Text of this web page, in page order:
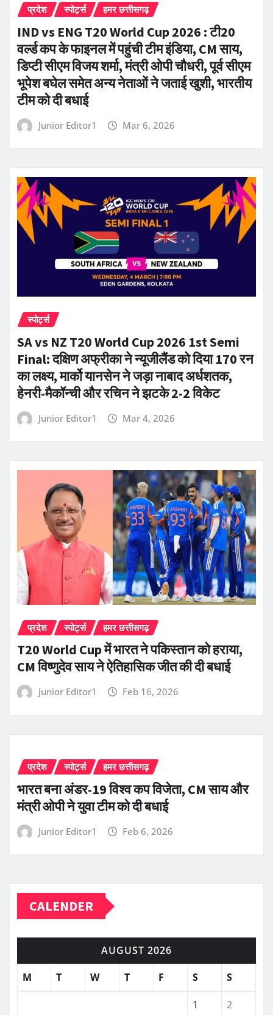
प्रदेश स्पोर्ट्स हमर छत्तीसगढ़
IND vs ENG T20 World Cup 2026 : टी20
वर्ल्ड कप के फाइनल में पहुंची टीम इंडिया, CM साय,
डिप्टी सीएम विजय शर्मा, मंत्री ओपी चौधरी, पूर्व सीएम
भूपेश बघेल समेत अन्य नेताओं ने जताई खुशी, भारतीय
टीम को दी बधाई
Junior Editor1 Mar 6, 2026
स्पोर्ट्स
SA vs NZ T20 World Cup 2026 1st Semi
Final: दक्षिण अफ्रीका ने न्यूजीलैंड को दिया 170 रन
का लक्ष्य, मार्को यानसेन ने जड़ा नाबाद अर्धशतक,
हेनरी-मैकॉन्ची और रचिन ने झटके 2-2 विकेट
Junior Editor1 Mar 4, 2026
प्रदेश स्पोर्ट्स हमर छत्तीसगढ़
T20 World Cup में भारत ने पकिस्तान को हराया,
CM विष्णुदेव साय ने ऐतिहासिक जीत की दी बधाई
Junior Editor1 Feb 16, 2026
प्रदेश स्पोर्ट्स हमर छत्तीसगढ़
भारत बना अंडर-19 विश्व कप विजेता, CM साय और
मंत्री ओपी ने युवा टीम को दी बधाई
Junior Editor1 Feb 6, 2026
CALENDER
AUGUST 2026
M
T W T F S S
1 2